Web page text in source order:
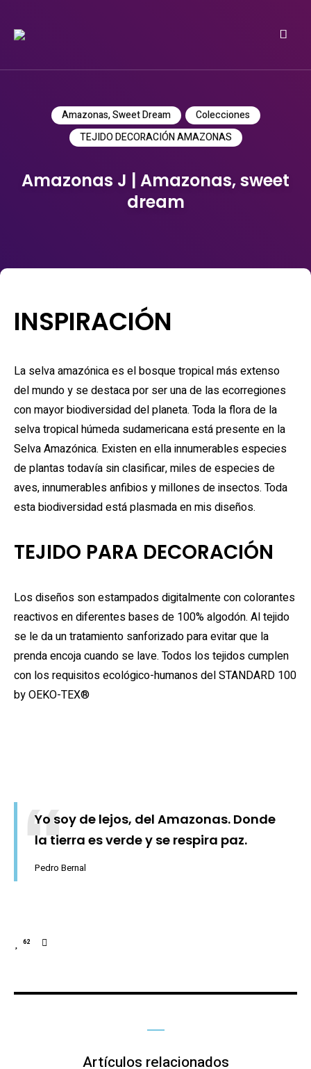
Do it yourself
Amazonas, Sweet Dream
Colecciones
TEJIDO DECORACIÓN AMAZONAS
Amazonas J | Amazonas, sweet
dream
INSPIRACIÓN
La selva amazónica es el bosque tropical más extenso
del mundo y se destaca por ser una de las ecorregiones
con mayor biodiversidad del planeta. Toda la flora de la
selva tropical húmeda sudamericana está presente en la
Selva Amazónica. Existen en ella innumerables especies
de plantas todavía sin clasificar, miles de especies de
aves, innumerables anfibios y millones de insectos. Toda
esta biodiversidad está plasmada en mis diseños.
TEJIDO PARA DECORACIÓN
Los diseños son estampados digitalmente con colorantes
reactivos en diferentes bases de 100% algodón. Al tejido
se le da un tratamiento sanforizado para evitar que la
prenda encoja cuando se lave. Todos los tejidos cumplen
con los requisitos ecológico-humanos del STANDARD 100
by OEKO-TEX®
Yo soy de lejos, del Amazonas. Donde
la tierra es verde y se respira paz.
Pedro Bernal
62
Artículos relacionados